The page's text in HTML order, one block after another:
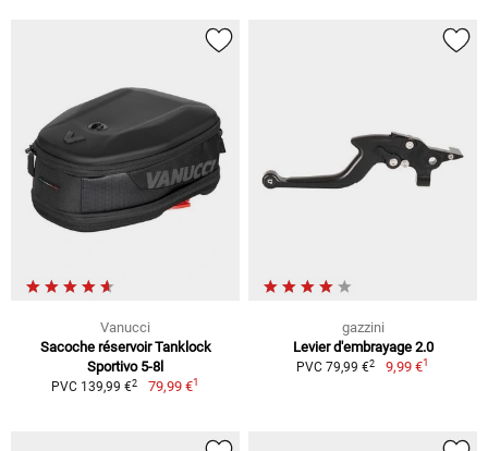
Vanucci
Sacoche réservoir Tanklock
Sportivo 5-8l
PVC 139,99 €2 79,99 €1
gazzini
Levier d'embrayage 2.0
PVC 79,99 €2 9,99 €1